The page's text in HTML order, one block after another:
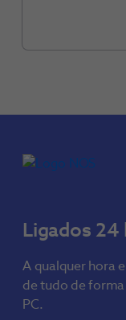
Ligados 24
A qualquer hora
de tudo de
PC.